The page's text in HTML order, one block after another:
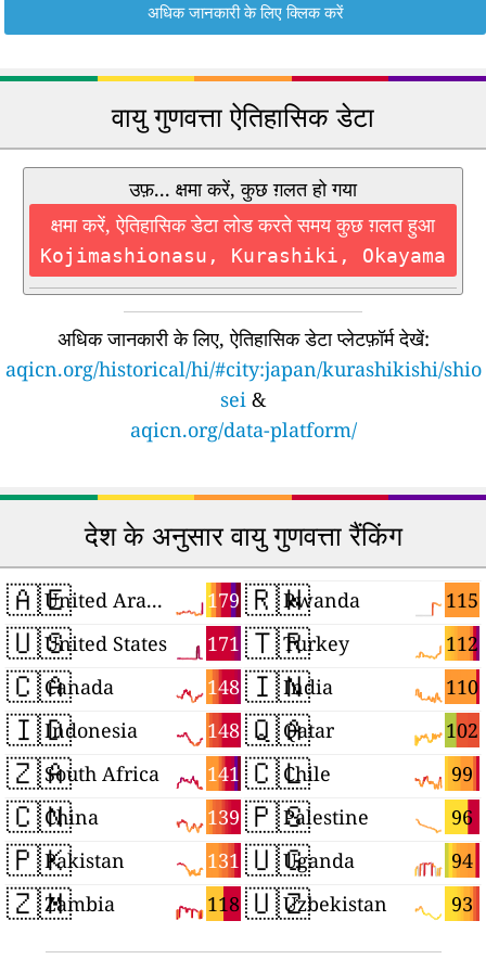
अधिक जानकारी के लिए क्लिक करें
वायु गुणवत्ता ऐतिहासिक डेटा
उफ़... क्षमा करें, कुछ ग़लत हो गया
क्षमा करें, ऐतिहासिक डेटा लोड करते समय कुछ ग़लत हुआ
Kojimashionasu, Kurashiki, Okayama
अधिक जानकारी के लिए, ऐतिहासिक डेटा प्लेटफ़ॉर्म देखें:
aqicn.org/historical/hi/#city:japan/kurashikishi/shio
sei &
aqicn.org/data-platform/
देश के अनुसार वायु गुणवत्ता रैंकिंग
🇦🇪 179
United Arab Emirates
🇺🇸 171
United States
🇨🇦 148
Canada
🇮🇩 148
Indonesia
🇿🇦 141
South Africa
🇨🇳 139
China
🇵🇰 131
Pakistan
🇿🇲 118
Zambia
🇷🇼 115
Rwanda
🇹🇷 112
Turkey
🇮🇳 110
India
🇶🇦 102
Qatar
🇨🇱 99
Chile
🇵🇸 96
Palestine
🇺🇬 94
Uganda
🇺🇿 93
Uzbekistan